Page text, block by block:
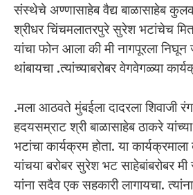
संस्थेचे अण्णासाहेब वैद्य बाळासाहेब
श्रीधर चिंचमलातरपुरे सुरेश भटांचेच
यांचा फोन आला की मी नागपूरला निघून
थांबायचा .त्यांच्याबरोबर वेगवेगळ्या
.मला आठवते मुंबईला दादरला शिवाजी
हदयसम्राट श्री बाळासाहेब ठाकरे
भटांचा कार्यक्रम होता. या
यांचया बरोबर सुरेश भट साहेबांबरोबर
यांना सदैव एक सहकारी लागायचा.